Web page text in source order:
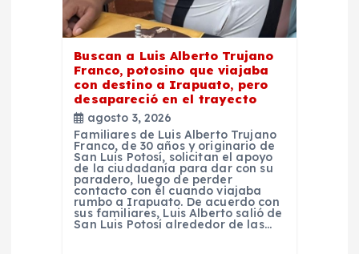
Buscan a Luis Alberto Trujano
Franco, potosino que viajaba
con destino a Irapuato, pero
desapareció en el trayecto
agosto 3, 2026
Familiares de Luis Alberto Trujano
Franco, de 30 años y originario de
San Luis Potosí, solicitan el apoyo
de la ciudadanía para dar con su
paradero, luego de perder
contacto con él cuando viajaba
rumbo a Irapuato. De acuerdo con
sus familiares, Luis Alberto salió de
San Luis Potosí alrededor de las…